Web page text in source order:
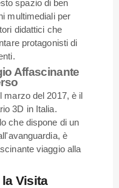
spazio di ben
multimediali per
didattici che
protagonisti di
Affascinante
marzo del 2017, è il
3D in Italia.
che dispone di un
è
viaggio alla
Visita